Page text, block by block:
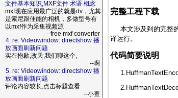
文件基本知识,MXF文件 术语 概念
mxf现在应用最广泛的就是dv，尤其
是索尼跟佳能的相机，多做型号有
以mxf作为采集视频源
--free mxf converter
4. re: Videowindow: directshow 播
放画面刷新问题
实在抱歉,改天,我们聊这个,
--啊
5. re: Videowindow: directshow 播
放画面刷新问题
评论内容较长,点击标题查看
--小查
完整工程下载
本文涉及到的完整
译运行。
代码简要说明